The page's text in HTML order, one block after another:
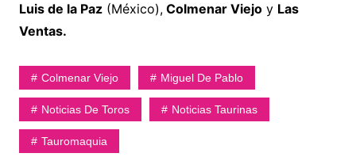
Luis de la Paz(México),Colmenar Viejoy Las
Ventas.
Colmenar Viejo Miguel De Pablo
Noticias De Toros Noticias Taurinas
Tauromaquia